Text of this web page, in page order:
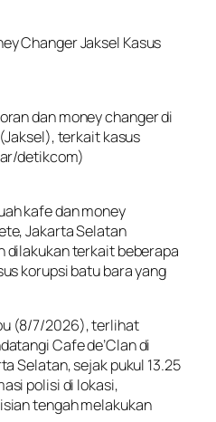
Changer Jaksel Kasus
dan money changer di
terkait kasus
detikcom)
kafe dan money
Jakarta Selatan
dilakukan terkait beberapa
korupsi batu bara yang
(8/7/2026), terlihat
Cafe de’Clan di
Selatan, sejak pukul 13.25
polisi di lokasi,
tengah melakukan